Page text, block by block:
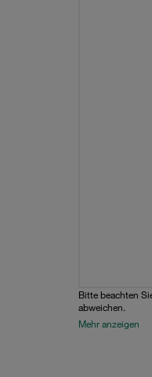
Bitte beachten
abweichen.
Mehr anzeigen